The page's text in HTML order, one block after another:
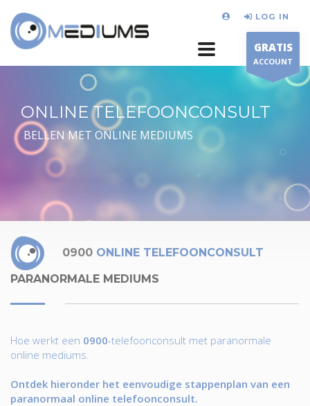
LOG IN
GRATIS
ACCOUNT
ONLINE TELEFOONCONSULT
BELLEN MET ONLINE MEDIUMS
0900 ONLINE TELEFOONCONSULT
PARANORMALE MEDIUMS
Hoe werkt een 0900-telefoonconsult met paranormale
online mediums.
Ontdek hieronder het eenvoudige stappenplan van een
paranormaal online telefoonconsult.